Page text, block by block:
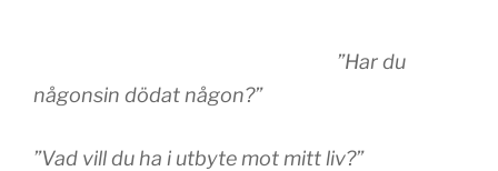
”Har du
någonsin dödat någon?”
”Vad vill du ha i utbyte mot mitt liv?”